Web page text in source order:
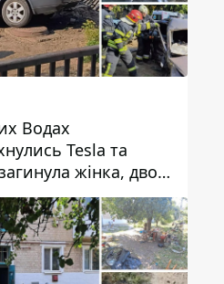
Водах
Tesla та
жінка, двоє